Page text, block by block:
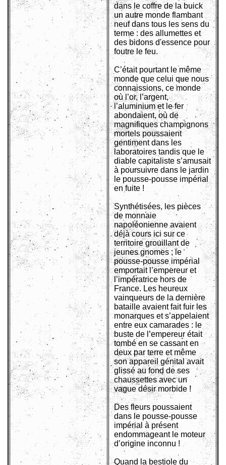
dans le coffre de la buick
un autre monde flambant
neuf dans tous les sens du
terme : des allumettes et
des bidons d'essence pour
foutre le feu.
C’était pourtant le même
monde que celui que nous
connaissions, ce monde
où l’or, l’argent,
l’aluminium et le fer
abondaient, où de
magnifiques champignons
mortels poussaient
gentiment dans les
laboratoires tandis que le
diable capitaliste s’amusait
à poursuivre dans le jardin
le pousse-pousse impérial
en fuite !
Synthétisées, les pièces
de monnaie
napoléonienne avaient
déjà cours ici sur ce
territoire grouillant de
jeunes gnomes ; le
pousse-pousse impérial
emportait l’empereur et
l’impératrice hors de
France. Les heureux
vainqueurs de la dernière
bataille avaient fait fuir les
monarques et s’appelaient
entre eux camarades : le
buste de l’empereur était
tombé en se cassant en
deux par terre et même
son appareil génital avait
glissé au fond de ses
chaussettes avec un
vague désir morbide !
Des fleurs poussaient
dans le pousse-pousse
impérial à présent
endommageant le moteur
d’origine inconnu !
Quand la bestiole du